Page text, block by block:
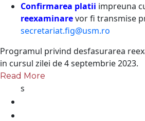
Confirmarea platii impreuna
reexaminarevor fi transmise
secretariat.fig@usm.ro
Programul privind desfasurarea
in cursul zilei de 4 septembrie 2023.
Read More
s